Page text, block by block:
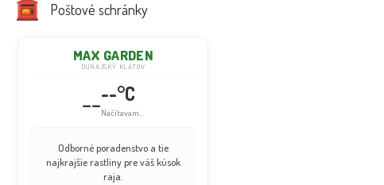
Poštové schránky
MAX GARDEN
DUNAJSKÝ KLÁTOV
----°C
Načítavam...
Odborné poradenstvo a tie
najkrajšie rastliny pre váš kúsok
raja.